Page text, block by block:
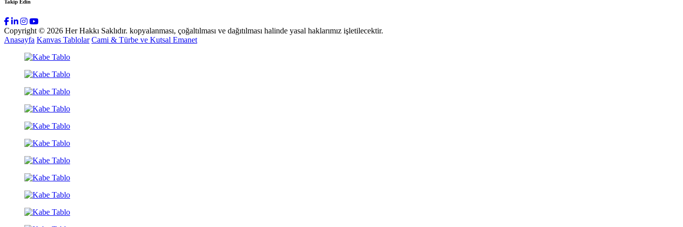
Takip Edin
Copyright © 2026 Her Hakkı Saklıdır. kopyalanması, çoğaltılması ve dağıtılması halinde yasal haklarımız işletilecektir.
Anasayfa Kanvas Tablolar Cami & Türbe ve Kutsal Emanet